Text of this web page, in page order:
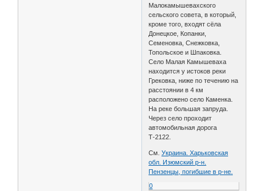
Малокамышевахского
сельского совета, в который,
кроме того, входят сёла
Донецкое, Копанки,
Семеновка, Снежковка,
Топольское и Шпаковка.
Село Малая Камышеваха
находится у истоков реки
Грековка, ниже по течению на
расстоянии в 4 км
расположено село Каменка.
На реке большая запруда.
Через село проходит
автомобильная дорога
Т-2122.
См.Украина. Харьковская
обл. Изюмский р-н.
Пензенцы, погибшие в р-не.
0